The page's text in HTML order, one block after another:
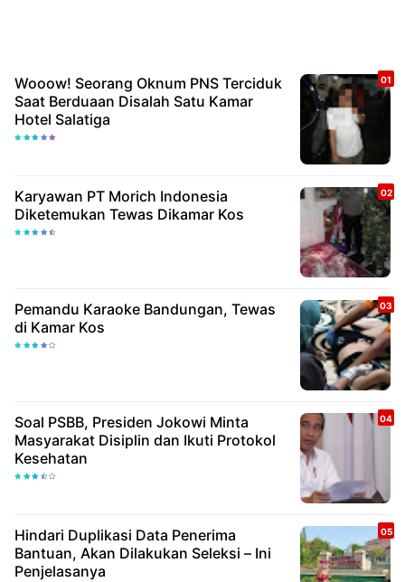
Wooow! Seorang Oknum PNS Terciduk
Saat Berduaan Disalah Satu Kamar
Hotel Salatiga
Karyawan PT Morich Indonesia
Diketemukan Tewas Dikamar Kos
Pemandu Karaoke Bandungan, Tewas
di Kamar Kos
Soal PSBB, Presiden Jokowi Minta
Masyarakat Disiplin dan Ikuti Protokol
Kesehatan
Hindari Duplikasi Data Penerima
Bantuan, Akan Dilakukan Seleksi – Ini
Penjelasanya